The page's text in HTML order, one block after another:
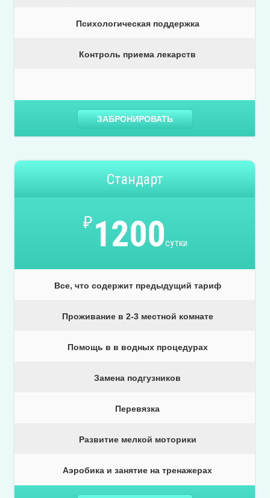
Психологическая поддержка
Контроль приема лекарств
ЗАБРОНИРОВАТЬ
Стандарт
₽1200сутки
Все, что содержит предыдущий тариф
Проживание в 2-3 местной комнате
Помощь в в водных процедурах
Замена подгузников
Перевязка
Развитие мелкой моторики
Аэробика и занятие на тренажерах